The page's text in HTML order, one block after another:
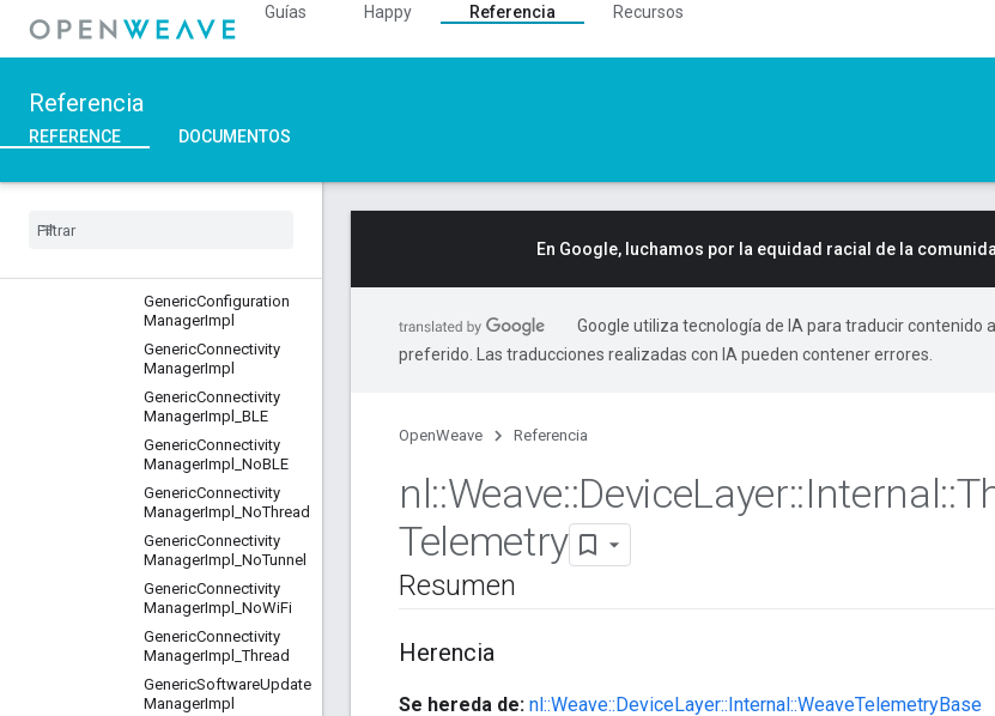
Guías Happy Referencia
Recursos
Referencia
REFERENCE DOCUMENTOS
DeviceNetworkInfo
EchoServer
ESP32Utils
GenericConfiguration
ManagerImpl
GenericConnectivity
ManagerImpl
GenericConnectivity
ManagerImpl
BLE
GenericConnectivity
ManagerImpl NoBLE
GenericConnectivity
ManagerImpl NoThread
GenericConnectivity
ManagerImpl NoTunnel
GenericConnectivity
ManagerImpl NoWiFi
GenericConnectivity
ManagerImpl _Thread
GenericSoftwareUpdate
ManagerImpl
En Google, luchamos por la equidad racial de la
Google utiliza tecnología de IA para traducir contenido
preferido. Las traducciones realizadas con IA pueden contener errores.
OpenWeave Referencia
nl::Weave::DeviceLayer::Internal::
Telemetry
Resumen
Herencia
Se hereda de: nl::Weave::DeviceLayer::Internal::WeaveTelemetryBase